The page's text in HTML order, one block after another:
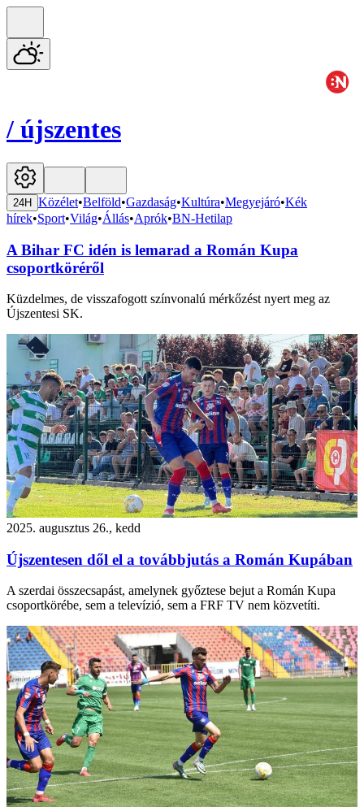
/ újszentes
24H Közélet•Belföld•Gazdaság•Kultúra•Megyejáró•Kék
hírek•Sport•Világ•Állás•Aprók•BN-Hetilap
A Bihar FC idén is lemarad a Román Kupa
csoportköréről
Küzdelmes, de visszafogott színvonalú mérkőzést nyert meg az
Újszentesi SK.
2025. augusztus 26., kedd
Újszentesen dől el a továbbjutás a Román Kupában
A szerdai összecsapást, amelynek győztese bejut a Román Kupa
csoportkörébe, sem a televízió, sem a FRF TV nem közvetíti.